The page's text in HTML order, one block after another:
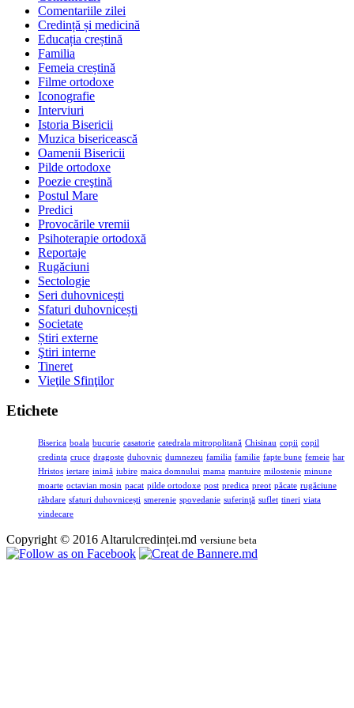
Comentariile zilei
Credință și medicină
Educația creștină
Familia
Femeia creștină
Filme ortodoxe
Iconografie
Interviuri
Istoria Bisericii
Muzica bisericească
Oamenii Bisericii
Pilde ortodoxe
Poezie creştină
Postul Mare
Predici
Provocările vremii
Psihoterapie ortodoxă
Reportaje
Rugăciuni
Sectologie
Seri duhovnicești
Sfaturi duhovnicești
Societate
Știri externe
Ştiri interne
Tineret
Vieţile Sfinţilor
Etichete
Biserica boala bucurie casatorie catedrala mitropolitană Chisinau copii copil
credinta cruce dragoste duhovnic dumnezeu familia familie fapte bune femeie har
Hristos iertare inimă iubire maica domnului mama mantuire milostenie minune
moarte octavian mosin pacat pilde ortodoxe post predica preot păcate rugăciune
răbdare sfaturi duhovnicești smerenie spovedanie suferinţă suflet tineri viata
vindecare
Copyright © 2016 Altarulcredinței.md versiune beta